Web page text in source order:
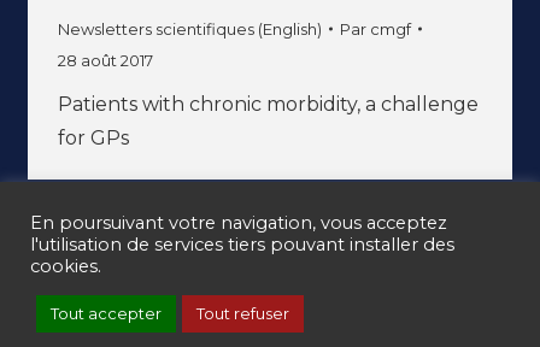
Newsletters scientifiques (English) Par cmgf
28 août 2017
Patients with chronic morbidity, a challenge
for GPs
Ⓒ CMGF 2017 - 2025 -Mentions légales
En poursuivant votre navigation, vous acceptez
l'utilisation de services tiers pouvant installer des
cookies.
Tout accepter Tout refuser